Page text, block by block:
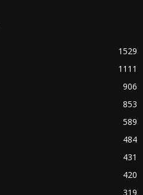
1529
1111
906
853
589
484
431
420
319